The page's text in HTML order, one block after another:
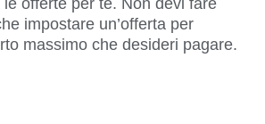
impostare un’offerta per
massimo che desideri pagare.